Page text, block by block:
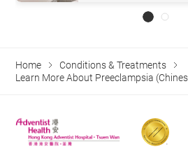
Home
Conditions & Treatments
Learn More About Preeclampsia